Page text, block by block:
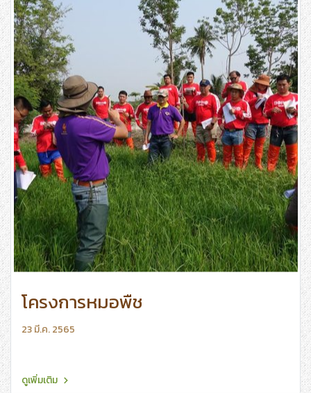
โครงการหมอพืช
23 มี.ค. 2565
ดูเพิ่มเติม